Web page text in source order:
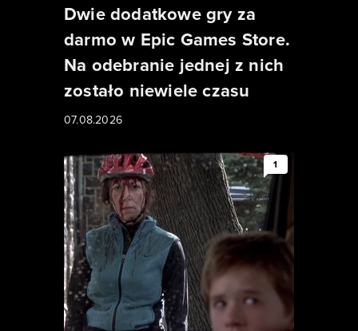
Dwie dodatkowe gry za
darmo w Epic Games Store.
Na odebranie jednej z nich
zostało niewiele czasu
07.08.2026
1